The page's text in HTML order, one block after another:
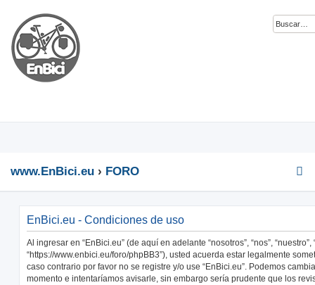
www.EnBici.eu FORO
EnBici.eu - Condiciones de uso
Al ingresar en “EnBici.eu” (de aquí en adelante “nosotros”, “nos”, “nuestro”,
“https://www.enbici.eu/foro/phpBB3”), usted acuerda estar legalmente
caso contrario por favor no se registre y/o use “EnBici.eu”. Podemos
momento e intentaríamos avisarle, sin embargo sería prudente que los